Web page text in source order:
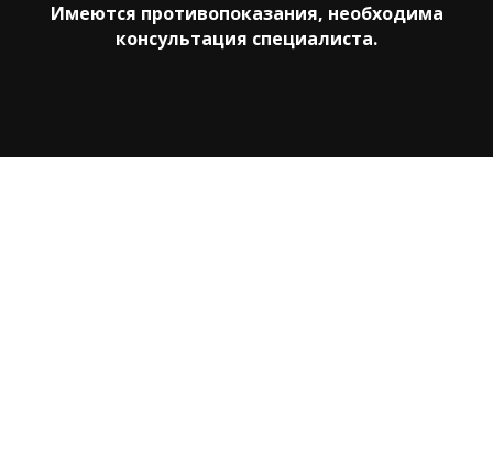
Имеются противопоказания, необходима
консультация специалиста.